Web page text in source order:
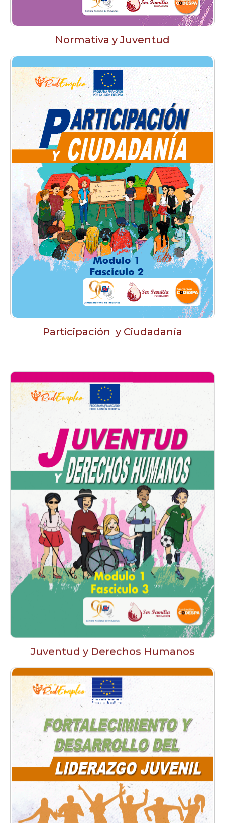
Normativa y Juventud
Participación y Ciudadanía
Juventud y Derechos Humanos